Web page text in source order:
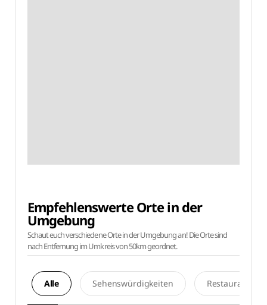
Empfehlenswerte Orte in der
Umgebung
Schaut euch verschiedene Orte in der Umgebung an! Die Orte sind
nach Entfernung im Umkreis von 50km geordnet.
Alle Sehenswürdigkeiten Restaurants